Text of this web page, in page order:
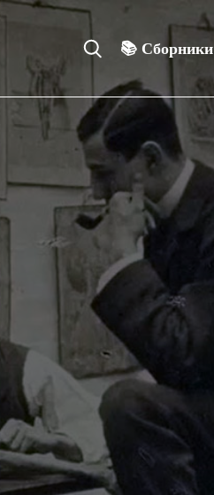
📚 Сборники